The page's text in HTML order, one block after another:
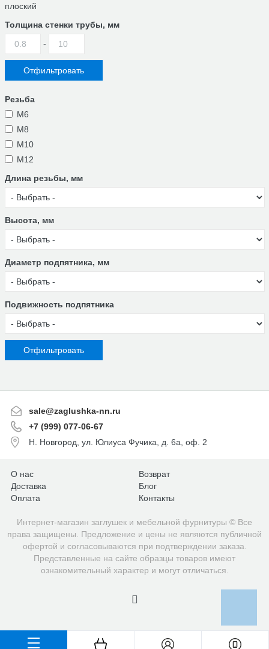
плоский
Толщина стенки трубы, мм
-
Резьба
M6
M8
M10
М12
Длина резьбы, мм
Высота, мм
Диаметр подпятника, мм
Подвижность подпятника
sale@zaglushka-nn.ru
+7 (999) 077-06-67
Н. Новгород, ул. Юлиуса Фучика, д. 6а, оф. 2
О нас
Доставка
Оплата
Возврат
Блог
Контакты
Интернет-магазин заглушек и мебельной фурнитуры © Все
права защищены. Предложение и цены не являются публичной
офертой и согласовываются при подтверждении заказа.
Представленные на сайте образцы товаров имеют
ознакомительный характер и могут отличаться.